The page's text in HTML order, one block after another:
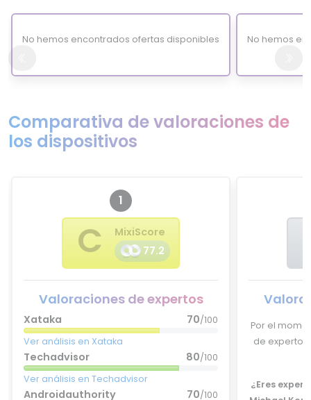
No hemos encontrados ofertas disponibles No hemos
Comparativa de valoraciones de
los dispositivos
1
C
MixiScore
77.2
Valoraciones de expertos
Xataka 70/100
Ver análisis en Xataka
Techadvisor 80/100
Ver análisis en Techadvisor
Androidauthority 70/100
Por el
de expertos
¿Eres